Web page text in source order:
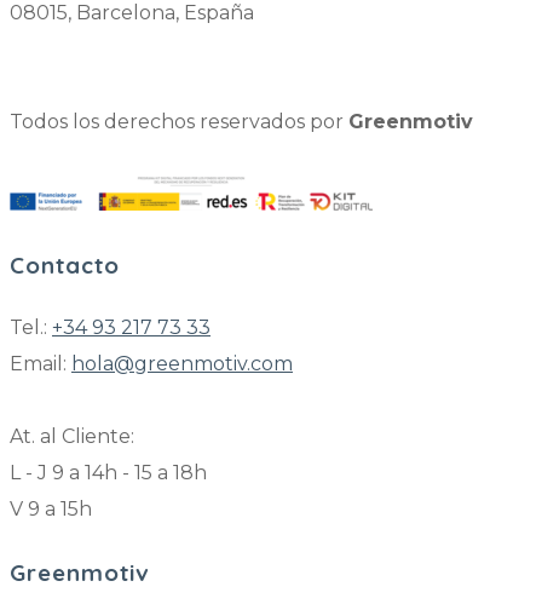
08015, Barcelona, España
Todos los derechos reservados por Greenmotiv
Contacto
Tel.: +34 93 217 73 33
Email: hola@greenmotiv.com
At. al Cliente:
L - J 9 a 14h - 15 a 18h
V 9 a 15h
Greenmotiv